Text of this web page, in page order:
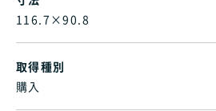
116.7×90.8
取得種別
購入